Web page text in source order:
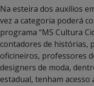
Na esteira dos auxílios
vez a categoria poderá
programa “MS Cultura
contadores de histórias,
oficineiros, professores
designers de moda,
estadual, tenham acesso